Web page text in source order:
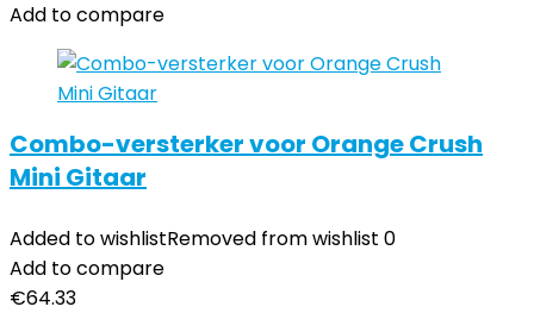
Add to compare
Combo-versterker voor Orange Crush
Mini Gitaar
Added to wishlistRemoved from wishlist 0
Add to compare
€64.33